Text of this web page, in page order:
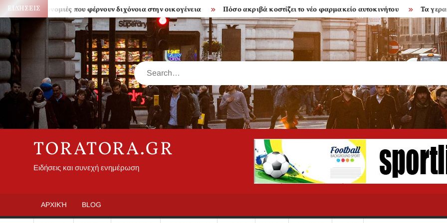
Skip
to
content
ΕΙΔΉΣΕΙΣ
Κληρονομιές που φέρνουν διχόνοια στην οικογένεια Πόσο ακριβά κοστίζει το νέο φαρμακείο αυτοκινήτου Τα γερασμένα
Search
TORATORA.GR
Ειδήσεις και συνεχή ενημέρωση
ΑΡΧΙΚΉ BLOG